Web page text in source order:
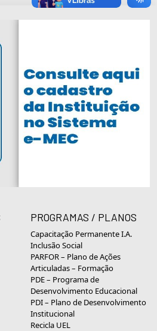
PROGRAMAS / PLANOS
Capacitação Permanente I.A.
Inclusão Social
PARFOR – Plano de Ações
Articuladas – Formação
PDE – Programa de
Desenvolvimento Educacional
PDI – Plano de Desenvolvimento
Institucional
Recicla UEL